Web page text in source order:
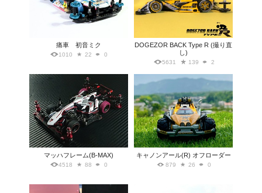
痛車 初音ミク
1010 22 0
DOGEZOR BACK Type R (撮り直
し)
5631 139 2
マッハフレーム(B-MAX)
4518 88 0
キャノンアール(R) オフローダー
879 26 0